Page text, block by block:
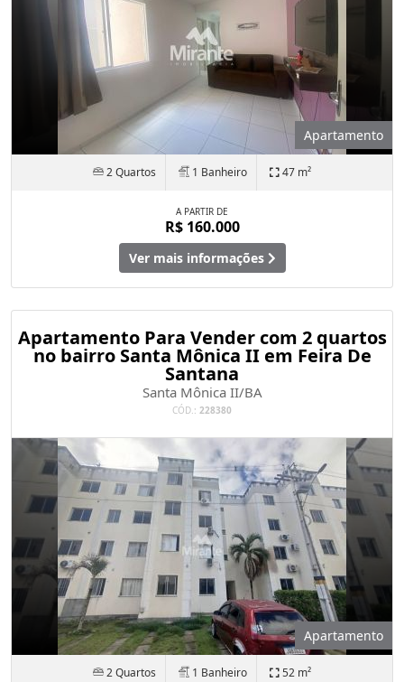
Apartamento
2 Quartos 1 Banheiro 47 m²
A PARTIR DE
R$ 160.000
Ver mais informações
Apartamento Para Vender com 2 quartos
no bairro Santa Mônica II em Feira De
Santana
Santa Mônica II/BA
CÓD.: 228380
Apartamento
2 Quartos 1 Banheiro 52 m²